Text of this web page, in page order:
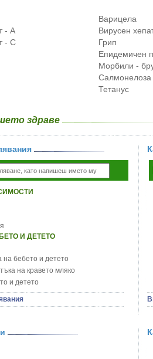
Варицела
- А
Вирусен
- С
Грип
Епидемичен
Морбили -
Салмонелоза
Тетанус
здраве
И ДЕТЕТО
на бебето и детето
на кравето мляко
и детето
и детето
и детето
при деца